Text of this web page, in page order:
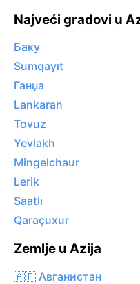
Najveći gradovi u
Баку
Sumqayıt
Ганџа
Lankaran
Tovuz
Yevlakh
Mingelchaur
Lerik
Saatlı
Qaraçuxur
Zemlje u Azija
🇦🇫 Авганистан